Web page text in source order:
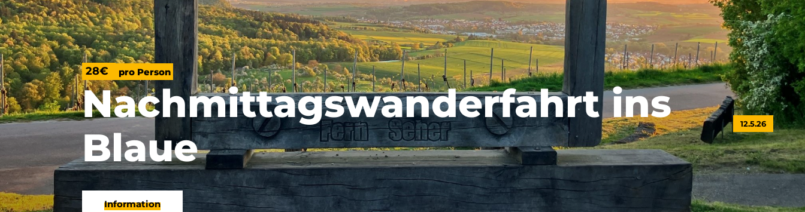
28€ pro Person
Nachmittagswanderfahrtins
Blaue
12.5.26
Information